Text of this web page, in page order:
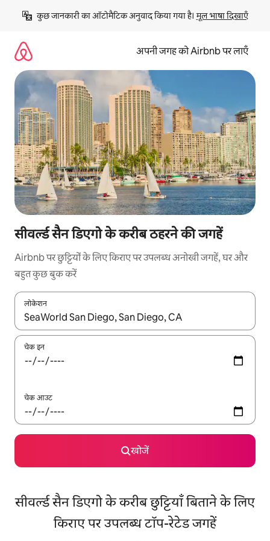
छोड़कर
कॉन्टेंट
कुछ जानकारी का ऑटोमैटिक अनुवाद किया गया है। मूल भाषा दिखाएँ
अपनी जगह को Airbnb पर लाएँ
सीवर्ल्ड सैन डिएगो के करीब ठहरने की जगहें
Airbnb पर छुट्टियों के लिए किराए पर उपलब्ध अनोखी जगहें, घर और
बहुत कुछ बुक करें
लोकेशन
नतीजों के उपलब्ध होने पर, अप और डाउन 'ऐरो की' का इस्तेमाल करके नेविगेट
चेक इन
चेक आउट
खोजें
सीवर्ल्ड सैन डिएगो के करीब छुट्टियाँ बिताने के लिए
किराए पर उपलब्ध टॉप-रेटेड जगहें